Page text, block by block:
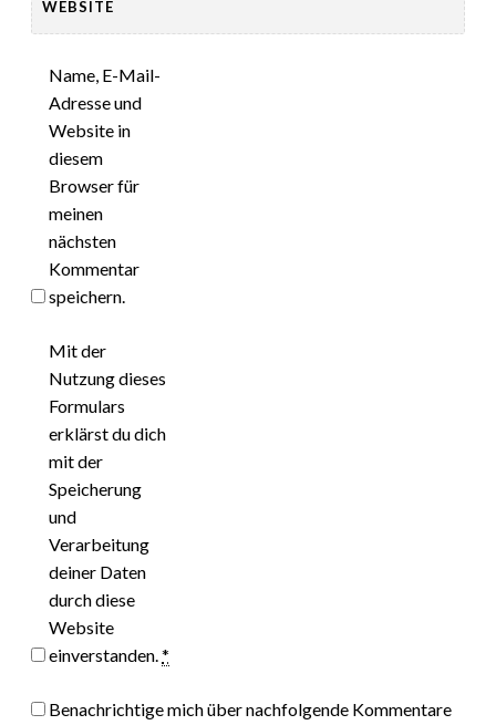
WEBSITE
Name, E-Mail-
Adresse und
Website in
diesem
Browser für
meinen
nächsten
Kommentar
speichern.
Mit der
Nutzung dieses
Formulars
erklärst du dich
mit der
Speicherung
und
Verarbeitung
deiner Daten
durch diese
Website
einverstanden.*
Benachrichtige mich über nachfolgende Kommentare